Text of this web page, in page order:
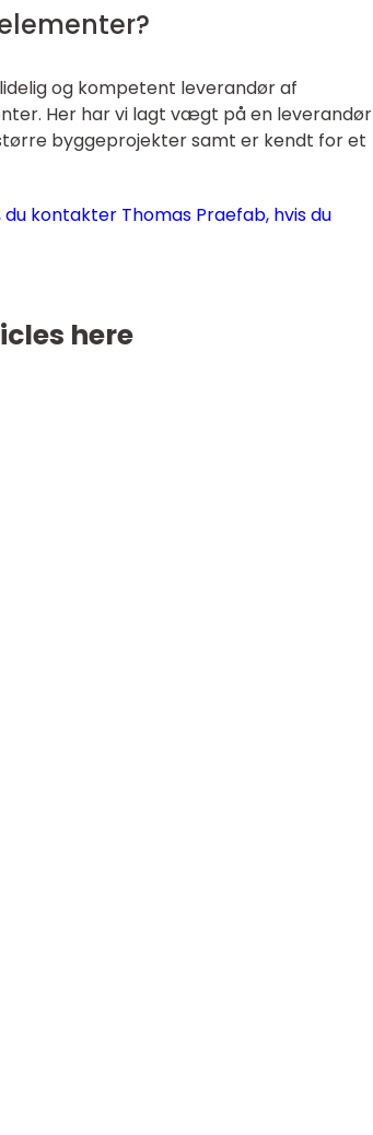
og kompetent leverandør af
Her har vi lagt vægt på en leverandør
byggeprojekter samt er kendt for et
kontakter Thomas Praefab, hvis du
here